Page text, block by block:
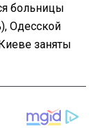
больницы
Одесской
заняты